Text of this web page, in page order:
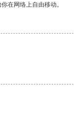
在网络上自由移动。